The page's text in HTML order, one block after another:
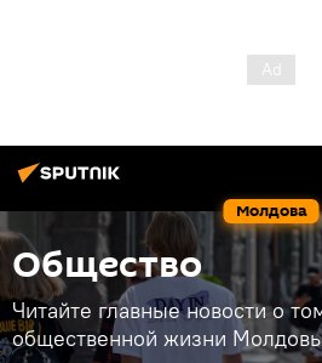
Молдова
Общество
Читайте главные новости о
общественной жизни